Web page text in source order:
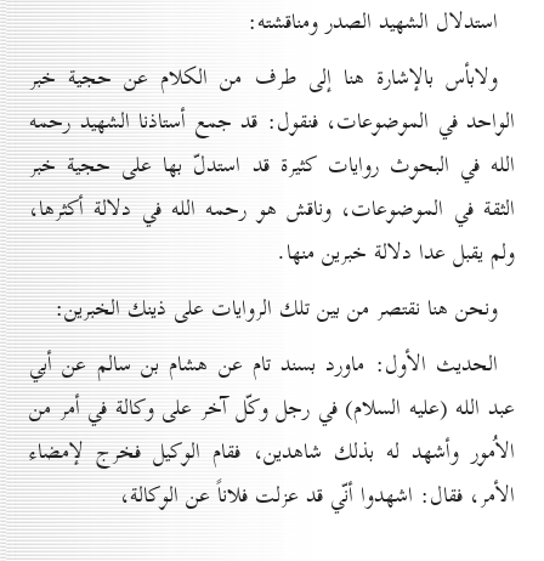
استدلال الشهيد الصدر ومناقشته:
ولابأس بالإشارة هنا إلى طرف من الكلام عن حجية خبر
الواحد في الموضوعات، فنقول: قد جمع أستاذنا الشهيد رحمه
الله في البحوث روايات كثيرة قد استدلّ بها على حجية خبر
الثقة في الموضوعات، وناقش هو رحمه الله في دلالة أكثرها،
ولم يقبل عدا دلالة خبرين منها.
ونحن هنا نقتصر من بين تلك الروايات على ذينك الخبرين:
الحديث الأول: ماورد بسند تام عن هشام بن سالم عن أبي
عبد الله (عليه السلام) في رجل وكّل آخر على وكالة في أمر من
الاُمور وأشهد له بذلك شاهدين، فقام الوكيل فخرج لإمضاء
الأمر، فقال: اشهدوا أنّي قد عزلت فلاناً عن الوكالة،